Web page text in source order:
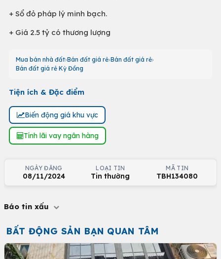
+ Sổ đỏ pháp lý minh bạch.
+ Giá 2.5 tỷ có thương lượng
Mua bán nhà đất Bán đất giá rẻ Bán đất giá rẻ
Bán đất giá rẻ Kỳ Đồng
Tiện ích & Đặc điểm
Biến động giá khu vực
Tính lãi vay ngân hàng
NGÀY ĐĂNG
08/11/2024
LOẠI TIN
Tin thường
MÃ TIN
TBH134080
Báo tin xấu
BẤT ĐỘNG SẢN BẠN QUAN TÂM